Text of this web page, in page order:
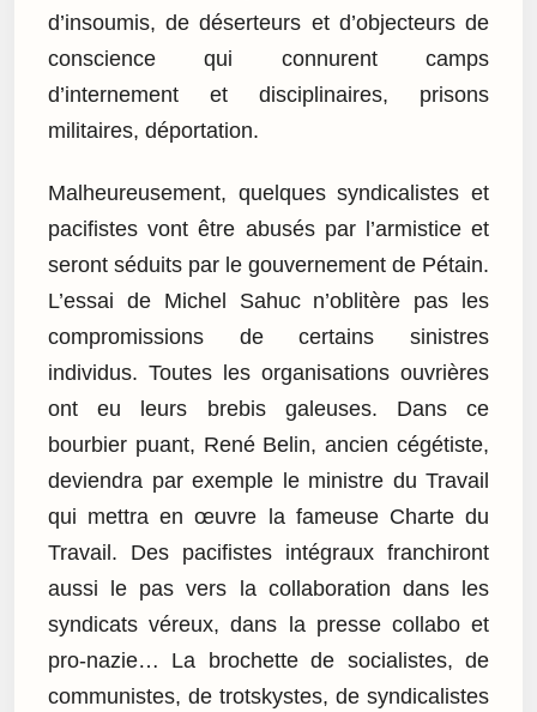
d’insoumis, de déserteurs et d’objecteurs de
conscience qui connurent camps
d’internement et disciplinaires, prisons
militaires, déportation.
Malheureusement, quelques syndicalistes et
pacifistes vont être abusés par l’armistice et
seront séduits par le gouvernement de Pétain.
L’essai de Michel Sahuc n’oblitère pas les
compromissions de certains sinistres
individus. Toutes les organisations ouvrières
ont eu leurs brebis galeuses. Dans ce
bourbier puant, René Belin, ancien cégétiste,
deviendra par exemple le ministre du Travail
qui mettra en œuvre la fameuse Charte du
Travail. Des pacifistes intégraux franchiront
aussi le pas vers la collaboration dans les
syndicats véreux, dans la presse collabo et
pro-nazie… La brochette de socialistes, de
communistes, de trotskystes, de syndicalistes